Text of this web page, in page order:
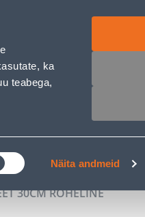
ka
teabega,
Näita andmeid
30CM ROHELINE